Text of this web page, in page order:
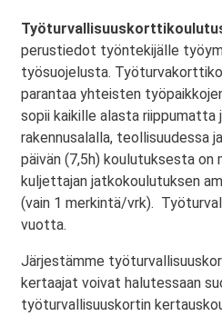
perustiedot työntekijälle
työsuojelusta.
parantaa yhteisten
sopii kaikille alasta
rakennusalalla, teollisuudessa
päivän (7,5h) koulutuksesta on
kuljettajan jatkokoulutuksen
(vain 1 merkintä/vrk).
vuotta.
Järjestämme
kertaajat voivat halutessaan
työturvallisuuskortin